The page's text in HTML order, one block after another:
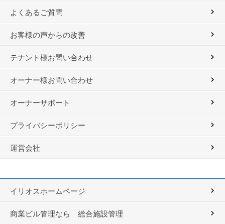
よくあるご質問
お客様の声からの改善
テナント様お問い合わせ
オーナー様お問い合わせ
オーナーサポート
プライバシーポリシー
運営会社
イリオスホームページ
商業ビル管理なら 総合施設管理